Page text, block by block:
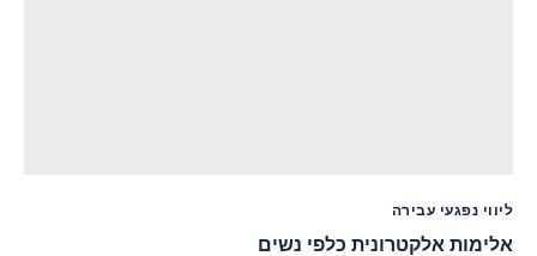
ליווי נפגעי עבירה
אלימות אלקטרונית כלפי נשים